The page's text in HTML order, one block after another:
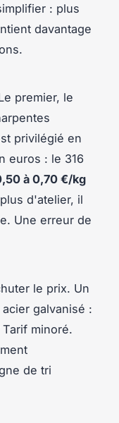
: plus
davantage
premier, le
privilégié en
euros : le 316
à 0,70 €/kg
d'atelier, il
Une erreur de
le prix. Un
galvanisé :
minoré.
de tri